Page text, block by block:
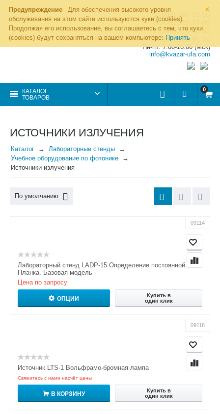
×
Предупреждение
Для обеспечения высокого уровня
обслуживания на этом сайте используются куки (cookies).
Продолжая его использование, вы соглашаетесь с тем, что куки
(cookies) будут сохраняться на вашем компьютере: Принять
8 (800) 700-19-50
8 (495) 255-77-08
8 (347) 225-00-52
8 (986) 963-95-80
Пн-пт: 7.00-16.00 (Мск)
info@kvazar-ufa.com
КАТАЛОГ
ТОВАРОВ
0
ИСТОЧНИКИ ИЗЛУЧЕНИЯ
Каталог
Лабораторные стенды
Учебное оборудование по фотонике
Источники излучения
По умолчанию
09114
Лабораторный стенд LADP-15 Определение постоянной
Планка. Базовая модель
Цена по запросу
ОПЦИИ
Купить в
один клик
09118
Источник LTS-1 Вольфрамо-бромная лампа
Свяжитесь с нами насчёт цены
В КОРЗИНУ
Купить в
один клик